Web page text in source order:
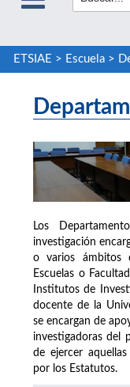
ETSIAE > Escuela>
Los
investigación
o varios ámbitos
Escuelas o
Institutos de
docente de la
se encargan de
investigadoras del
de ejercer
por los Estatutos.